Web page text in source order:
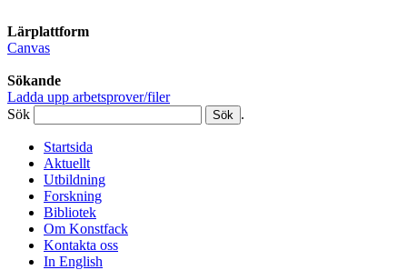
Lärplattform
Canvas
Sökande
Ladda upp arbetsprover/filer
Sök
.
Startsida
Aktuellt
Utbildning
Forskning
Bibliotek
Om Konstfack
Kontakta oss
In English